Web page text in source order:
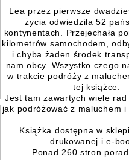
Lea przez pierwsze
życia odwiedziła 52
kontynentach. Przejechała
kilometrów samochodem,
i chyba żaden środek
nam obcy. Wszystko czego
w trakcie podróży z
tej książce.
Jest tam zawartych wiele rad
jak podróżować z maluchem i
Książka dostępna w
drukowanej i e-
Ponad 260 stron